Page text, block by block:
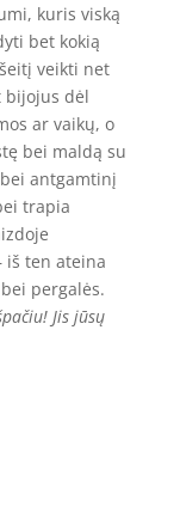
kuris viską
bet kokią
veikti net
bijojus dėl
ar vaikų, o
bei maldą su
antgamtinį
trapia
iš ten ateina
pergalės.
Jis jūsų